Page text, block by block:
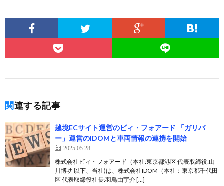
関連する記事
越境ECサイト運営のビィ・フォアード 「ガリバ
ー」運営のIDOMと車両情報の連携を開始
2025.05.28
株式会社ビィ・フォアード（本社:東京都港区 代表取締役:山
川博功 以下、当社)は、株式会社IDOM（本社：東京都千代田
区 代表取締役社長:羽鳥由宇介 […]